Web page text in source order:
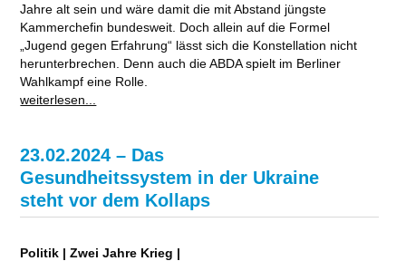
Jahre alt sein und wäre damit die mit Abstand jüngste
Kammerchefin bundesweit. Doch allein auf die Formel
„Jugend gegen Erfahrung“ lässt sich die Konstellation nicht
herunterbrechen. Denn auch die ABDA spielt im Berliner
Wahlkampf eine Rolle.
weiterlesen...
23.02.2024 – Das
Gesundheitssystem in der Ukraine
steht vor dem Kollaps
Politik | Zwei Jahre Krieg |